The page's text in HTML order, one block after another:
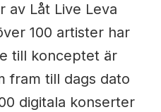
av Låt Live Leva
100 artister har
till konceptet är
fram till dags dato
digitala konserter